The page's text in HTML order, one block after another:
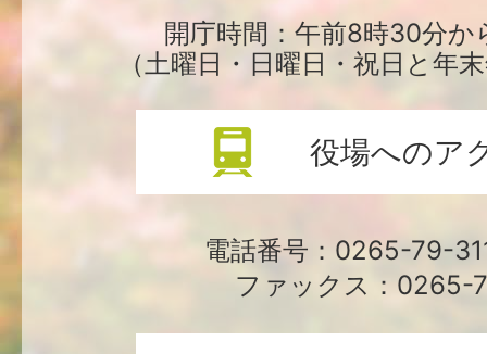
場
開庁時間：午前8時30分か
（土曜日・日曜日・祝日と年
役場へのア
電話番号：0265-79-
ファックス：0265-